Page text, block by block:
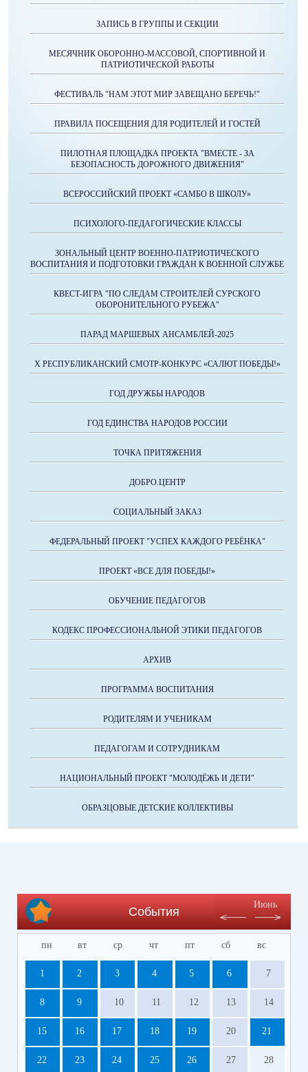
ЗАПИСЬ В ГРУППЫ И СЕКЦИИ
МЕСЯЧНИК ОБОРОННО-МАССОВОЙ, СПОРТИВНОЙ И
ПАТРИОТИЧЕСКОЙ РАБОТЫ
ФЕСТИВАЛЬ "НАМ ЭТОТ МИР ЗАВЕЩАНО БЕРЕЧЬ!"
ПРАВИЛА ПОСЕЩЕНИЯ ДЛЯ РОДИТЕЛЕЙ И ГОСТЕЙ
ПИЛОТНАЯ ПЛОЩАДКА ПРОЕКТА "ВМЕСТЕ - ЗА
БЕЗОПАСНОСТЬ ДОРОЖНОГО ДВИЖЕНИЯ"
ВСЕРОССИЙСКИЙ ПРОЕКТ «САМБО В ШКОЛУ»
ПСИХОЛОГО-ПЕДАГОГИЧЕСКИЕ КЛАССЫ
ЗОНАЛЬНЫЙ ЦЕНТР ВОЕННО-ПАТРИОТИЧЕСКОГО
ВОСПИТАНИЯ И ПОДГОТОВКИ ГРАЖДАН К ВОЕННОЙ СЛУЖБЕ
КВЕСТ-ИГРА "ПО СЛЕДАМ СТРОИТЕЛЕЙ СУРСКОГО
ОБОРОНИТЕЛЬНОГО РУБЕЖА"
ПАРАД МАРШЕВЫХ АНСАМБЛЕЙ-2025
X РЕСПУБЛИКАНСКИЙ СМОТР-КОНКУРС «САЛЮТ ПОБЕДЫ!»
ГОД ДРУЖБЫ НАРОДОВ
ГОД ЕДИНСТВА НАРОДОВ РОССИИ
ТОЧКА ПРИТЯЖЕНИЯ
ДОБРО.ЦЕНТР
СОЦИАЛЬНЫЙ ЗАКАЗ
ФЕДЕРАЛЬНЫЙ ПРОЕКТ "УСПЕХ КАЖДОГО РЕБЁНКА"
ПРОЕКТ «ВСЕ ДЛЯ ПОБЕДЫ!»
ОБУЧЕНИЕ ПЕДАГОГОВ
КОДЕКС ПРОФЕССИОНАЛЬНОЙ ЭТИКИ ПЕДАГОГОВ
АРХИВ
ПРОГРАММА ВОСПИТАНИЯ
РОДИТЕЛЯМ И УЧЕНИКАМ
ПЕДАГОГАМ И СОТРУДНИКАМ
НАЦИОНАЛЬНЫЙ ПРОЕКТ "МОЛОДЁЖЬ И ДЕТИ"
ОБРАЗЦОВЫЕ ДЕТСКИЕ КОЛЛЕКТИВЫ
События
Июнь
пн вт ср чт пт сб вс
1 2 3 4 5 6 7
8 9 10 11 12 13 14
15 16 17 18 19 20 21
22 23 24 25 26 27 28